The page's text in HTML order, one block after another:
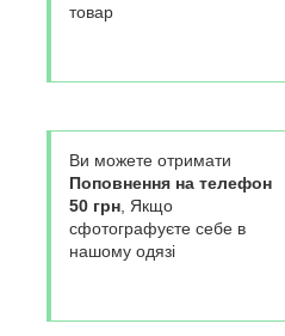
товар
Ви можете отримати
Поповнення на телефон
50 грн, Якщо
сфотографуєте себе в
нашому одязі